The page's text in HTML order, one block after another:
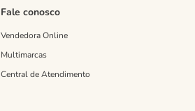
Fale conosco
Vendedora Online
Multimarcas
Central de Atendimento